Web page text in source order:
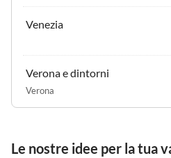
Venezia
Verona e dintorni
Verona
Le nostre idee per la tua